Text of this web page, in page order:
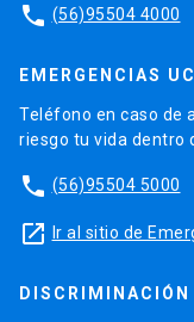
phone (56)95504 4000
EMERGENCIAS UC
Teléfono en caso de
riesgo tu vida dentro
phone (56)95504 5000
launch Ir al sitio de